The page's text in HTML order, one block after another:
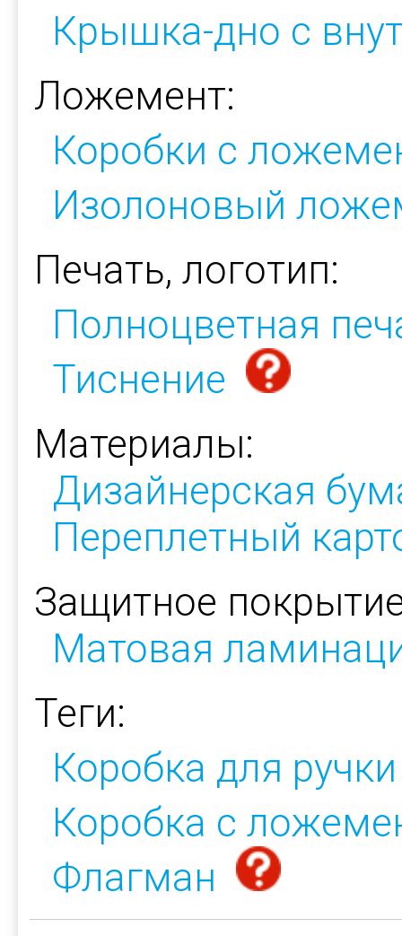
Крышка-дно с
Ложемент:
Коробки с
Изолоновый
Печать, логотип:
Полноцветная
Тиснение
Материалы:
Дизайнерская
Переплетный
Защитное
Матовая
Теги:
Коробка для ручки
Коробка с
Флагман